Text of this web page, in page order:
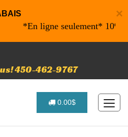
×
*En ligne seulement* 10% de
450-462-9767
0.00$